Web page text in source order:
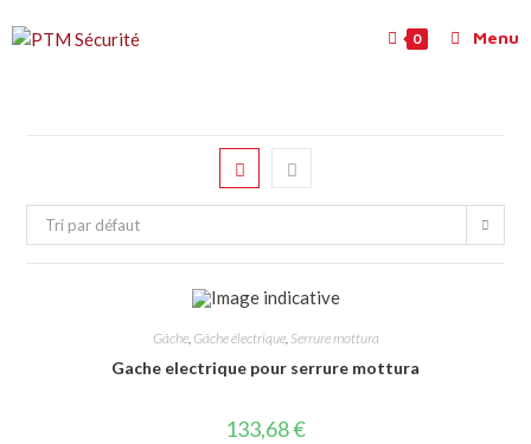
0 Menu
Tri par défaut
Gâche, Gâche électrique, Serrure mottura
Gache electrique pour serrure mottura
133,68€